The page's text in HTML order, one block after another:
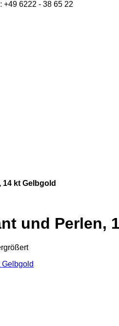
+49 6222 - 38 65 22
kt Gelbgold
und Perlen,